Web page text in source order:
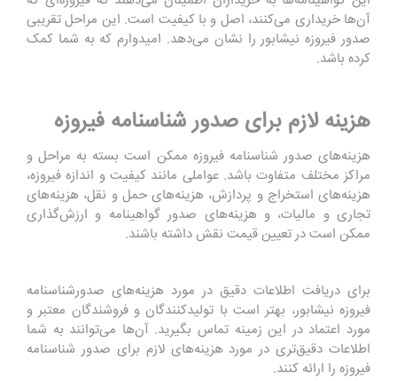
آن‌ها خریداری می‌کنند، اصل و با کیفیت است. این مراحل تقریبی
صدور فیروزه نیشابور را نشان می‌دهد. امیدوارم که به شما کمک
کرده باشد.
هزینه لازم برای صدور شناسنامه فیروزه
هزینه‌های صدور شناسنامه فیروزه ممکن است بسته به مراحل و
مراکز مختلف متفاوت باشد. عواملی مانند کیفیت و اندازه فیروزه،
هزینه‌های استخراج و پردازش، هزینه‌های حمل و نقل، هزینه‌های
تجاری و مالیات، و هزینه‌های صدور گواهینامه و ارزش‌گذاری
ممکن است در تعیین قیمت نقش داشته باشند.
برای دریافت اطلاعات دقیق در مورد هزینه‌های صدورشناسنامه
فیروزه نیشابور، بهتر است با تولیدکنندگان و فروشندگان معتبر و
مورد اعتماد در این زمینه تماس بگیرید. آن‌ها می‌توانند به شما
اطلاعات دقیق‌تری در مورد هزینه‌های لازم برای صدور شناسنامه
فیروزه را ارائه کنند.